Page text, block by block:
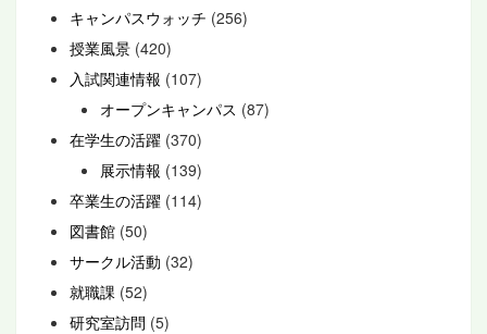
キャンパスウォッチ (256)
授業風景 (420)
入試関連情報 (107)
オープンキャンパス (87)
在学生の活躍 (370)
展示情報 (139)
卒業生の活躍 (114)
図書館 (50)
サークル活動 (32)
就職課 (52)
研究室訪問 (5)